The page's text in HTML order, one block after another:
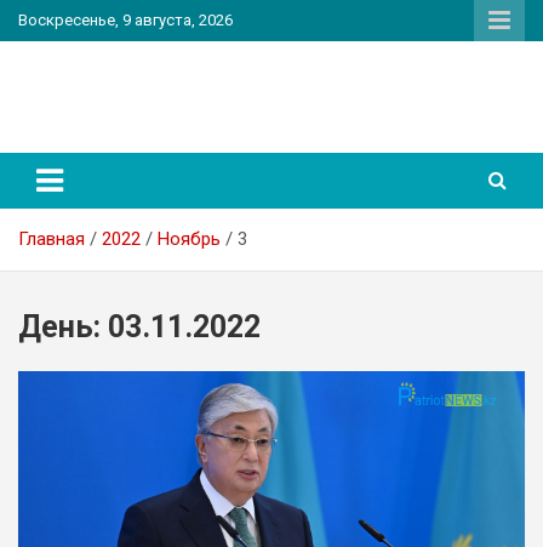
Перейти
к
Воскресенье, 9 августа, 2026
Главная 2022 Ноябрь 3
День: 03.11.2022